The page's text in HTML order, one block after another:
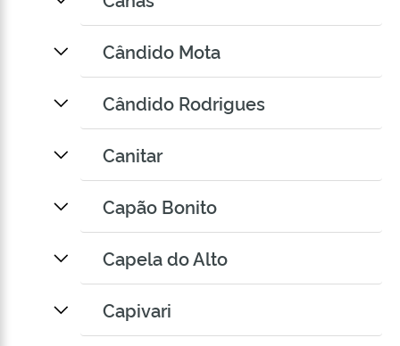
Cândido Mota
Cândido Rodrigues
Canitar
Capão Bonito
Capela do Alto
Capivari